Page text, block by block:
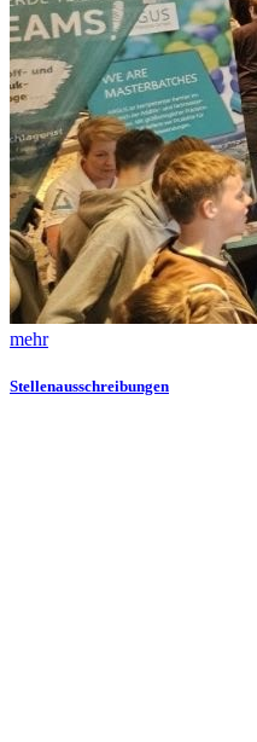
mehr
Stellenausschreibungen